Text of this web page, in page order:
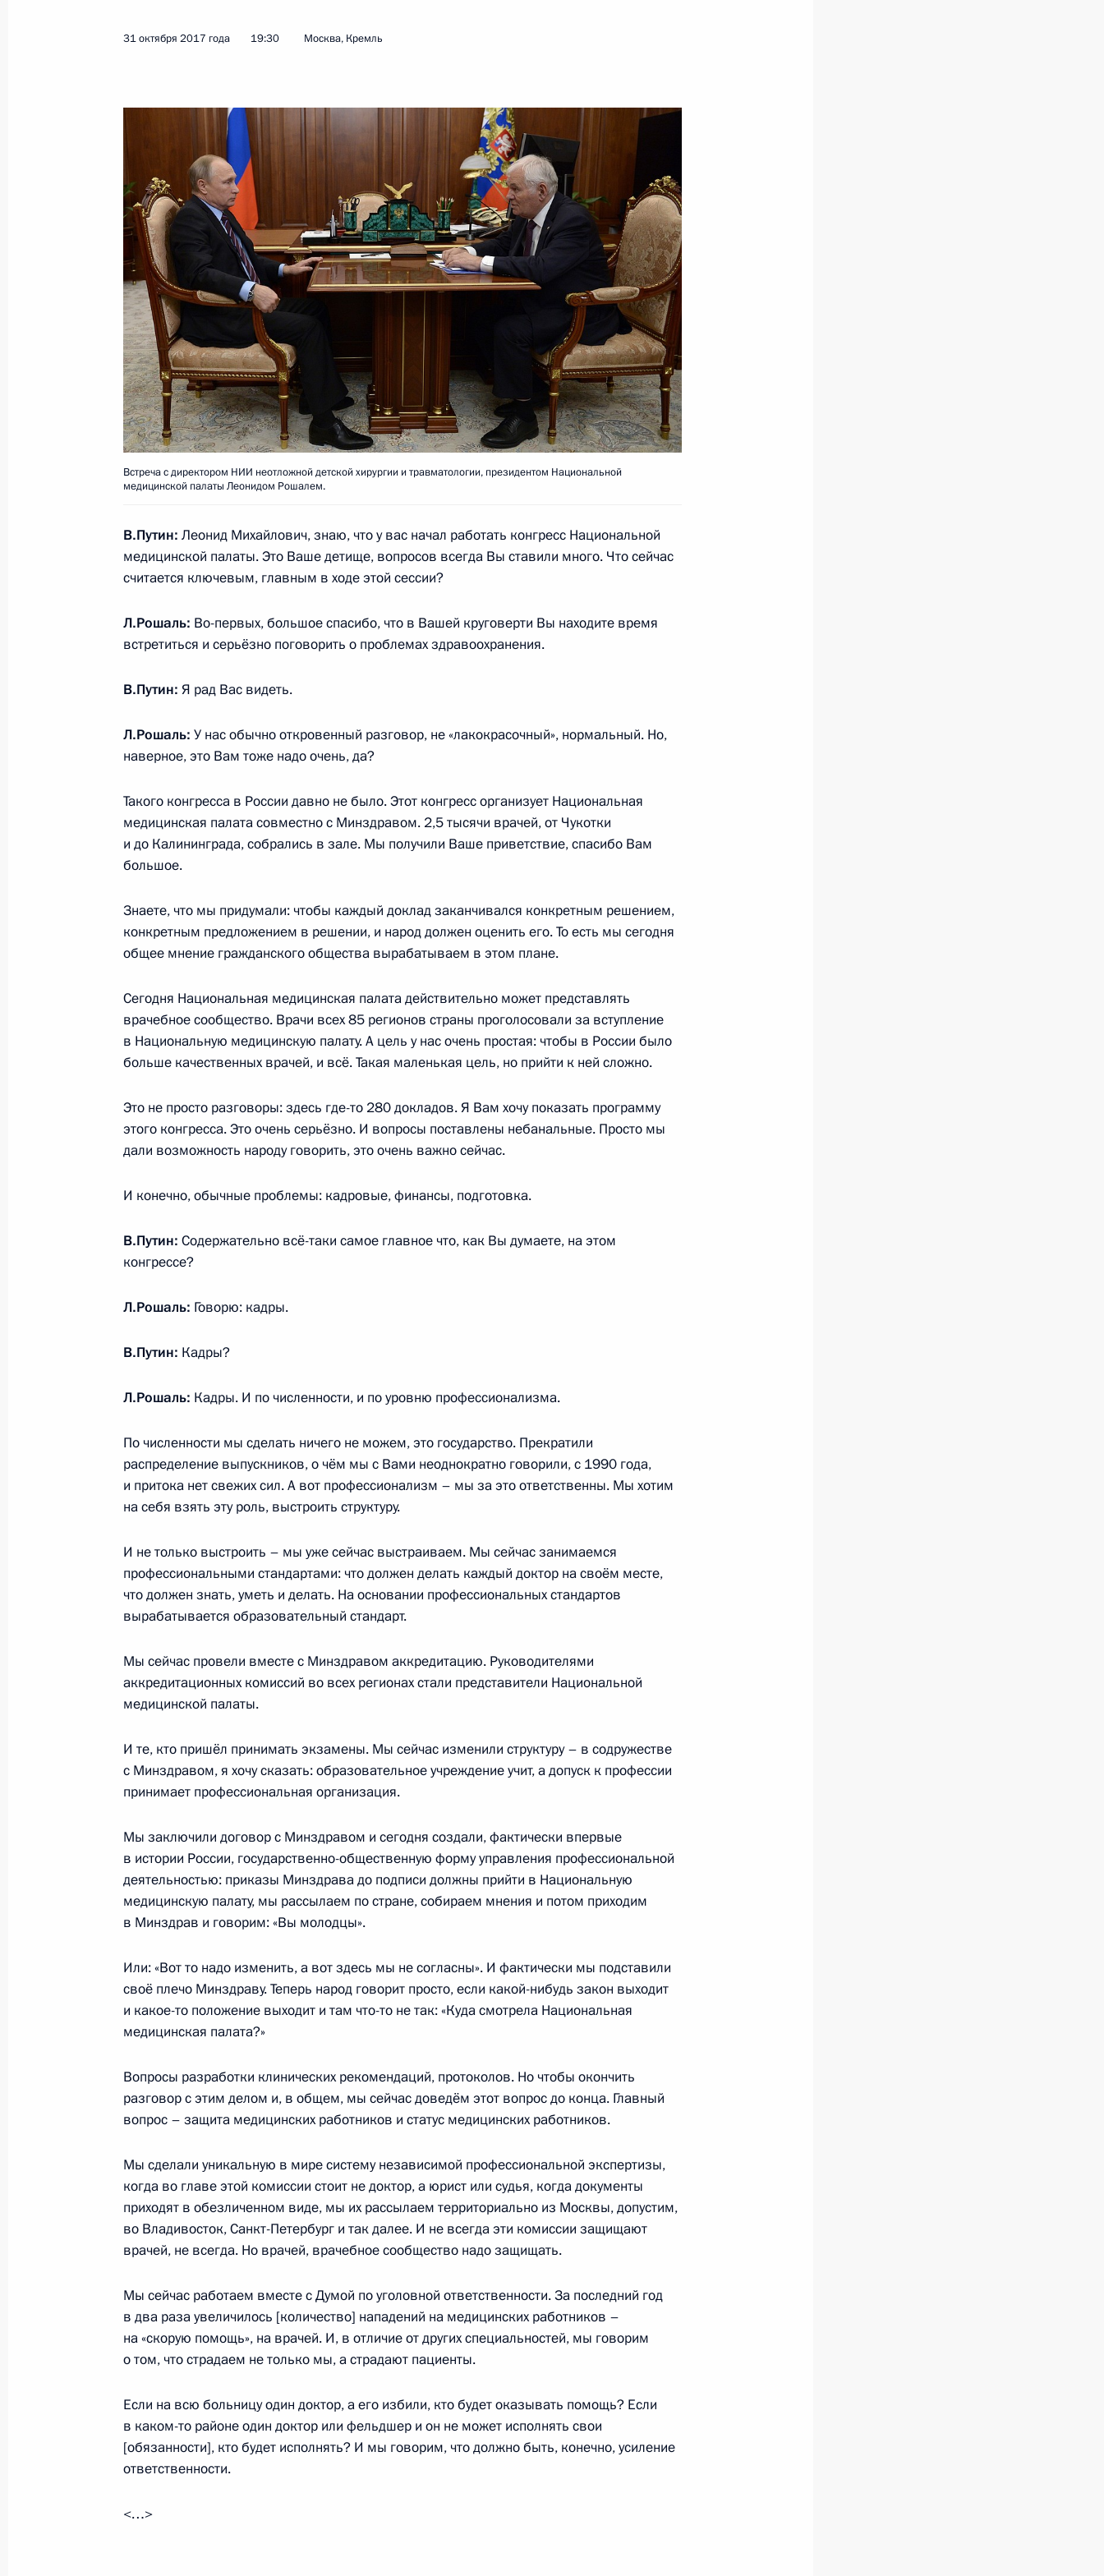
Об освобождении от выплат НДФЛ в связи с рождением ребёнка
23 апреля 2018 года, 15:20
Внесены изменения в закон об основных гарантиях прав
ребёнка
18 апреля 2018 года, 21:15
Перечень поручений по реализации Послания Президента
Федеральному Собранию
16 марта 2018 года, 10:20
16 февраля 2018 года, 15:30
Посещение Коломенского перинатального центра
17 января 2018 года, 16:20
Встреча со школьниками – авторами лучших сочинений на тему
«Россия, устремлённая в будущее»
Подписан закон о новых выплатах семьям с детьми
Владимир Путин встретился с детьми, приехавшими
26 декабря 2017 года, 15:20
материнского капитала, а также порядок расходования таких
средств
20 декабря 2017 года, 16:00
Перечень поручений по итогам заседания Координационного
совета по реализации Национальной стратегии действий
2 декабря 2017 года, 18:00
Заседание Координационного совета по реализации
Национальной стратегии действий в интересах детей
Анна Кузнецова встретилась с победителями конкурса «Семья
24 ноября 2017 года, 18:00
3 ноября 2017 года, 16:00
Встреча с Леонидом Рошалем
31 октября 2017 года, 19:30
изменения, касающиеся требований к усыновителям из числа
коренных малочисленных народов России
31 октября 2017 года, 10:40
Встреча с Заместителем Председателя Правительства Ольгой
Голодец
Участникам, организаторам и гостям VIII Международного
благотворительного фестиваля «Белая трость»
Участникам, организаторам и гостям церемонии открытия
многофункционального спортивного центра для детского
12 сентября 2017 года, 11:00
детей
31 октября 2017 года 19:30 Москва, Кремль
Встреча с директором НИИ неотложной детской хирургии и травматологии, президентом Национальной
медицинской палаты Леонидом Рошалем.
В.Путин: Леонид Михайлович, знаю, что у вас начал работать конгресс Национальной
медицинской палаты. Это Ваше детище, вопросов всегда Вы ставили много. Что сейчас
считается ключевым, главным в ходе этой сессии?
Л.Рошаль: Во-первых, большое спасибо, что в Вашей круговерти Вы находите время
встретиться и серьёзно поговорить о проблемах здравоохранения.
В.Путин: Я рад Вас видеть.
Л.Рошаль: У нас обычно откровенный разговор, не «лакокрасочный», нормальный. Но,
наверное, это Вам тоже надо очень, да?
Такого конгресса в России давно не было. Этот конгресс организует Национальная
медицинская палата совместно с Минздравом. 2,5 тысячи врачей, от Чукотки
и до Калининграда, собрались в зале. Мы получили Ваше приветствие, спасибо Вам
большое.
Знаете, что мы придумали: чтобы каждый доклад заканчивался конкретным решением,
конкретным предложением в решении, и народ должен оценить его. То есть мы сегодня
общее мнение гражданского общества вырабатываем в этом плане.
Сегодня Национальная медицинская палата действительно может представлять
врачебное сообщество. Врачи всех 85 регионов страны проголосовали за вступление
в Национальную медицинскую палату. А цель у нас очень простая: чтобы в России было
больше качественных врачей, и всё. Такая маленькая цель, но прийти к ней сложно.
Это не просто разговоры: здесь где-то 280 докладов. Я Вам хочу показать программу
этого конгресса. Это очень серьёзно. И вопросы поставлены небанальные. Просто мы
дали возможность народу говорить, это очень важно сейчас.
И конечно, обычные проблемы: кадровые, финансы, подготовка.
В.Путин: Содержательно всё-таки самое главное что, как Вы думаете, на этом
конгрессе?
Л.Рошаль: Говорю: кадры.
В.Путин: Кадры?
Л.Рошаль: Кадры. И по численности, и по уровню профессионализма.
По численности мы сделать ничего не можем, это государство. Прекратили
распределение выпускников, о чём мы с Вами неоднократно говорили, с 1990 года,
и притока нет свежих сил. А вот профессионализм – мы за это ответственны. Мы хотим
на себя взять эту роль, выстроить структуру.
И не только выстроить – мы уже сейчас выстраиваем. Мы сейчас занимаемся
профессиональными стандартами: что должен делать каждый доктор на своём месте,
что должен знать, уметь и делать. На основании профессиональных стандартов
вырабатывается образовательный стандарт.
Мы сейчас провели вместе с Минздравом аккредитацию. Руководителями
аккредитационных комиссий во всех регионах стали представители Национальной
медицинской палаты.
И те, кто пришёл принимать экзамены. Мы сейчас изменили структуру – в содружестве
с Минздравом, я хочу сказать: образовательное учреждение учит, а допуск к профессии
принимает профессиональная организация.
Мы заключили договор с Минздравом и сегодня создали, фактически впервые
в истории России, государственно-общественную форму управления профессиональной
деятельностью: приказы Минздрава до подписи должны прийти в Национальную
медицинскую палату, мы рассылаем по стране, собираем мнения и потом приходим
в Минздрав и говорим: «Вы молодцы».
Или: «Вот то надо изменить, а вот здесь мы не согласны». И фактически мы подставили
своё плечо Минздраву. Теперь народ говорит просто, если какой-нибудь закон выходит
и какое-то положение выходит и там что-то не так: «Куда смотрела Национальная
медицинская палата?»
Вопросы разработки клинических рекомендаций, протоколов. Но чтобы окончить
разговор с этим делом и, в общем, мы сейчас доведём этот вопрос до конца. Главный
вопрос – защита медицинских работников и статус медицинских работников.
Мы сделали уникальную в мире систему независимой профессиональной экспертизы,
когда во главе этой комиссии стоит не доктор, а юрист или судья, когда документы
приходят в обезличенном виде, мы их рассылаем территориально из Москвы, допустим,
во Владивосток, Санкт-Петербург и так далее. И не всегда эти комиссии защищают
врачей, не всегда. Но врачей, врачебное сообщество надо защищать.
Мы сейчас работаем вместе с Думой по уголовной ответственности. За последний год
в два раза увеличилось [количество] нападений на медицинских работников –
на «скорую помощь», на врачей. И, в отличие от других специальностей, мы говорим
о том, что страдаем не только мы, а страдают пациенты.
Если на всю больницу один доктор, а его избили, кто будет оказывать помощь? Если
в каком-то районе один доктор или фельдшер и он не может исполнять свои
[обязанности], кто будет исполнять? И мы говорим, что должно быть, конечно, усиление
ответственности.
<…>